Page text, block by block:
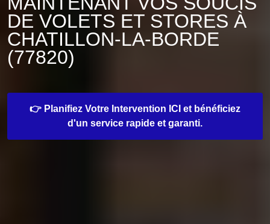
DE VOLETS ET STORES À
CHATILLON-LA-BORDE
(77820)
👉 Planifiez Votre Intervention ICI et bénéficiez
d'un service rapide et garanti.